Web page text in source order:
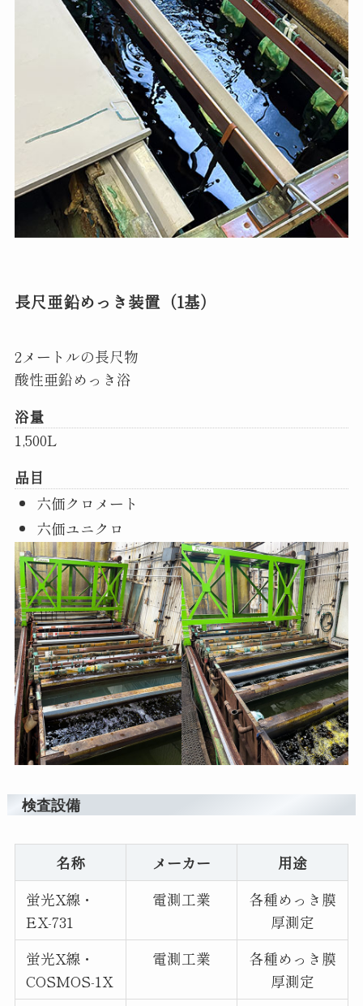
長尺亜鉛めっき装置（1基）
2メートルの長尺物
酸性亜鉛めっき浴
浴量
1,500L
品目
六価クロメート
六価ユニクロ
検査設備
名称 メーカー
用途
蛍光X線・
EX-731
電測工業
各種めっき膜
厚測定
蛍光X線・
COSMOS-1X
電測工業
各種めっき膜
厚測定